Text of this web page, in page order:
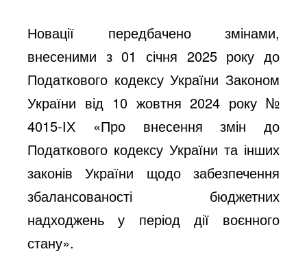
Новації передбачено змінами,
внесеними з 01 січня 2025 року до
Податкового кодексу України Законом
України від 10 жовтня 2024 року №
4015-ІХ «Про внесення змін до
Податкового кодексу України та інших
законів України щодо забезпечення
збалансованості бюджетних
надходжень у період дії воєнного
стану».